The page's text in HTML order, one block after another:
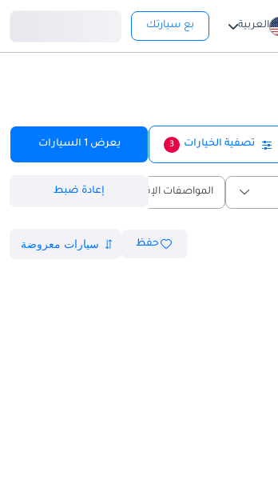
العربية بع سيارتك
تصفية الخيارات 3 يعرض 1 السيارات
المواصفات الإقليمية إعادة ضبط
حفظ